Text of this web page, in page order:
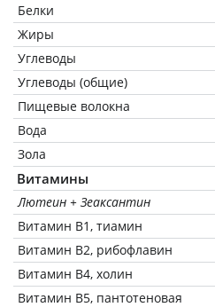
Белки
Жиры
Углеводы
Углеводы (общие)
Пищевые волокна
Вода
Зола
Витамины
Лютеин + Зеаксантин
Витамин В1, тиамин
Витамин В2, рибофлавин
Витамин В4, холин
Витамин В5, пантотеновая